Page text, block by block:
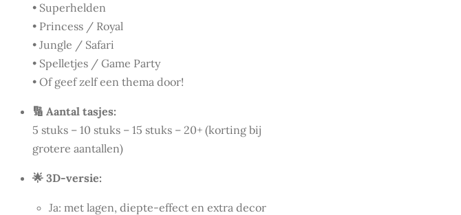
• Superhelden
• Princess / Royal
• Jungle / Safari
• Spelletjes / Game Party
• Of geef zelf een thema door!
🔢 Aantal tasjes:
5 stuks – 10 stuks – 15 stuks – 20+ (korting bij
grotere aantallen)
🌟 3D-versie:
Ja: met lagen, diepte-effect en extra decor